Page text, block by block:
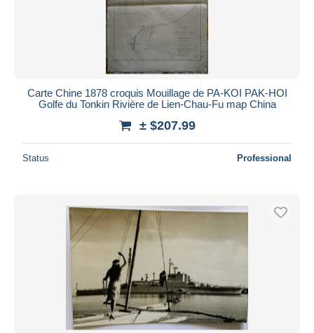
Bank transfer
MasterCard
Bancontact
Maestro
Seller's residence
Submit
Carte Chine 1878 croquis Mouillage de PA-KOI PAK-HOI
Golfe du Tonkin Rivière de Lien-Chau-Fu map China
± $207.99
Status Professional